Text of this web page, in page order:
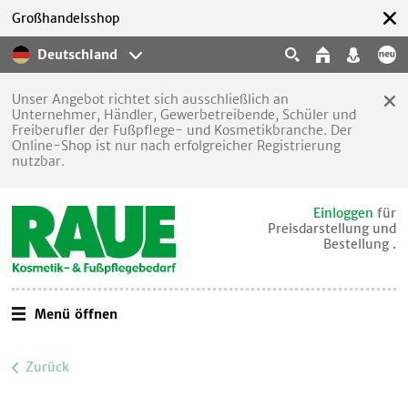
Deutschland
Großhandelsshop
Unser Angebot richtet sich ausschließlich an
Unternehmer, Händler, Gewerbetreibende, Schüler und
Freiberufler der Fußpflege- und Kosmetikbranche. Der
Online-Shop ist nur nach erfolgreicher Registrierung
nutzbar.
Einloggen für
Preisdarstellung und
Bestellung .
Menü öffnen
Zurück